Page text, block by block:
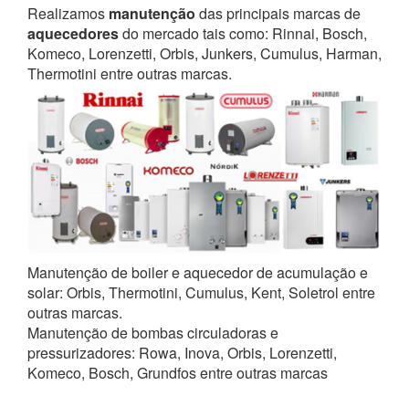
Realizamos manutenção das principais marcas de
aquecedoresdo mercado tais como: Rinnai, Bosch,
Komeco, Lorenzetti, Orbis, Junkers, Cumulus, Harman,
Thermotini entre outras marcas.
Manutenção de boiler e aquecedor de acumulação e
solar: Orbis, Thermotini, Cumulus, Kent, Soletrol entre
outras marcas.
Manutenção de bombas circuladoras e
pressurizadores: Rowa, Inova, Orbis, Lorenzetti,
Komeco, Bosch, Grundfos entre outras marcas